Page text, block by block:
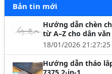
Bản tin mới
Hướng dẫn chèn
từ A–Z cho dân
18/01/2026 21:27:25
Hướng dẫn tháo